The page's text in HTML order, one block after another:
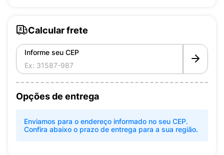
Calcular frete
Informe seu CEP
Opções de entrega
Enviamos para o endereço informado no seu CEP.
Confira abaixo o prazo de entrega para a sua região.